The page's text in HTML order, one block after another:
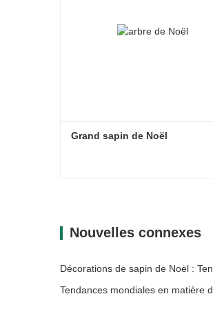
Grand sapin de Noël
Nouvelles connexes